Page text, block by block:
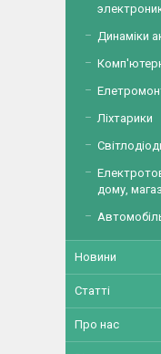
Динаміки
Ліхтарики
дому,
Новини
Статті
Про нас